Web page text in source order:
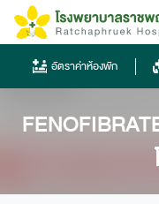
Skip
content
ไทย
ไทย
English
Chinese
อัตราค่าห้องพัก